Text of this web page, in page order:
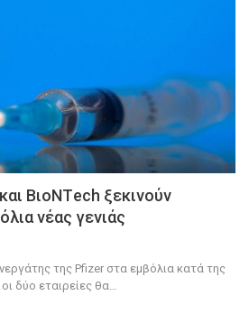
ΒιοΝΤech ξεκινούν
νέας γενιάς
της Pfizer στα εμβόλια κατά της
δύο εταιρείες θα